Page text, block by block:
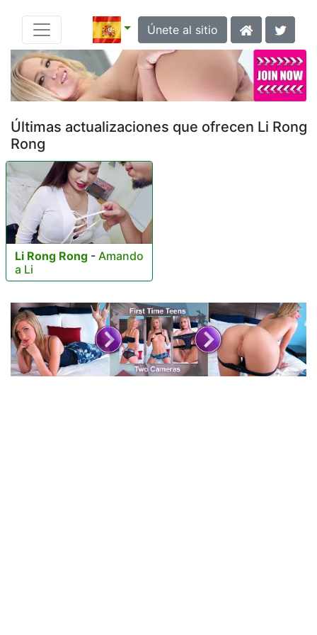
Únete al sitio
Últimas actualizaciones que ofrecen Li Rong
Rong
Li Rong Rong - Amando
a Li